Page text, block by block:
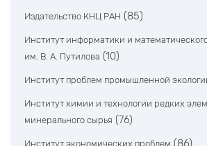
Издательство КНЦ РАН (85)
Институт информатики и
им. В. А. Путилова (10)
Институт проблем промышленной
Институт химии и технологии редких
минерального сырья (76)
Институт экономических проблем (86)